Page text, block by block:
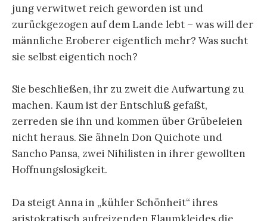
jung verwitwet reich geworden ist und
zurückgezogen auf dem Lande lebt – was will der
männliche Eroberer eigentlich mehr? Was sucht
sie selbst eigentich noch?
Sie beschließen, ihr zu zweit die Aufwartung zu
machen. Kaum ist der Entschluß gefaßt,
zerreden sie ihn und kommen über Grübeleien
nicht heraus. Sie ähneln Don Quichote und
Sancho Pansa, zwei Nihilisten in ihrer gewollten
Hoffnungslosigkeit.
Da steigt Anna in „kühler Schönheit“ ihres